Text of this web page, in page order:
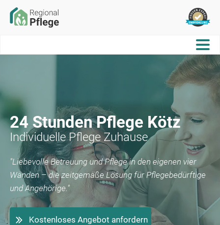
24 Stunden Pflege Kötz
Individuelle Pflege Zuhause
"Liebevolle Betreuung und Pflege in den eigenen vier
Wänden – die zeitgemäße Lösung für Pflegebedürftige
und Angehörige."
Kostenloses Angebot anfordern